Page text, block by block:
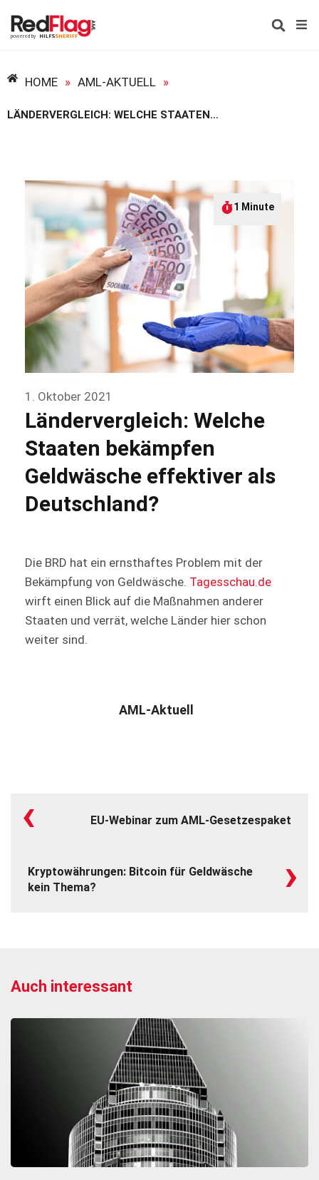
HOME » AML-AKTUELL »
LÄNDERVERGLEICH: WELCHE STAATEN BEKÄMPFEN GELDWÄSCHE EFFEKTIVER ALS DEUTSCHLAND?
1. Oktober 2021
Ländervergleich: Welche
Staaten bekämpfen
Geldwäsche effektiver als
Deutschland?
1 Minute
Die BRD hat ein ernsthaftes Problem mit der
Bekämpfung von Geldwäsche. Tagesschau.de
wirft einen Blick auf die Maßnahmen anderer
Staaten und verrät, welche Länder hier schon
weiter sind.
AML-Aktuell
‹ EU-Webinar zum AML-Gesetzespaket
Kryptowährungen: Bitcoin für Geldwäsche
kein Thema?
›
Auch interessant